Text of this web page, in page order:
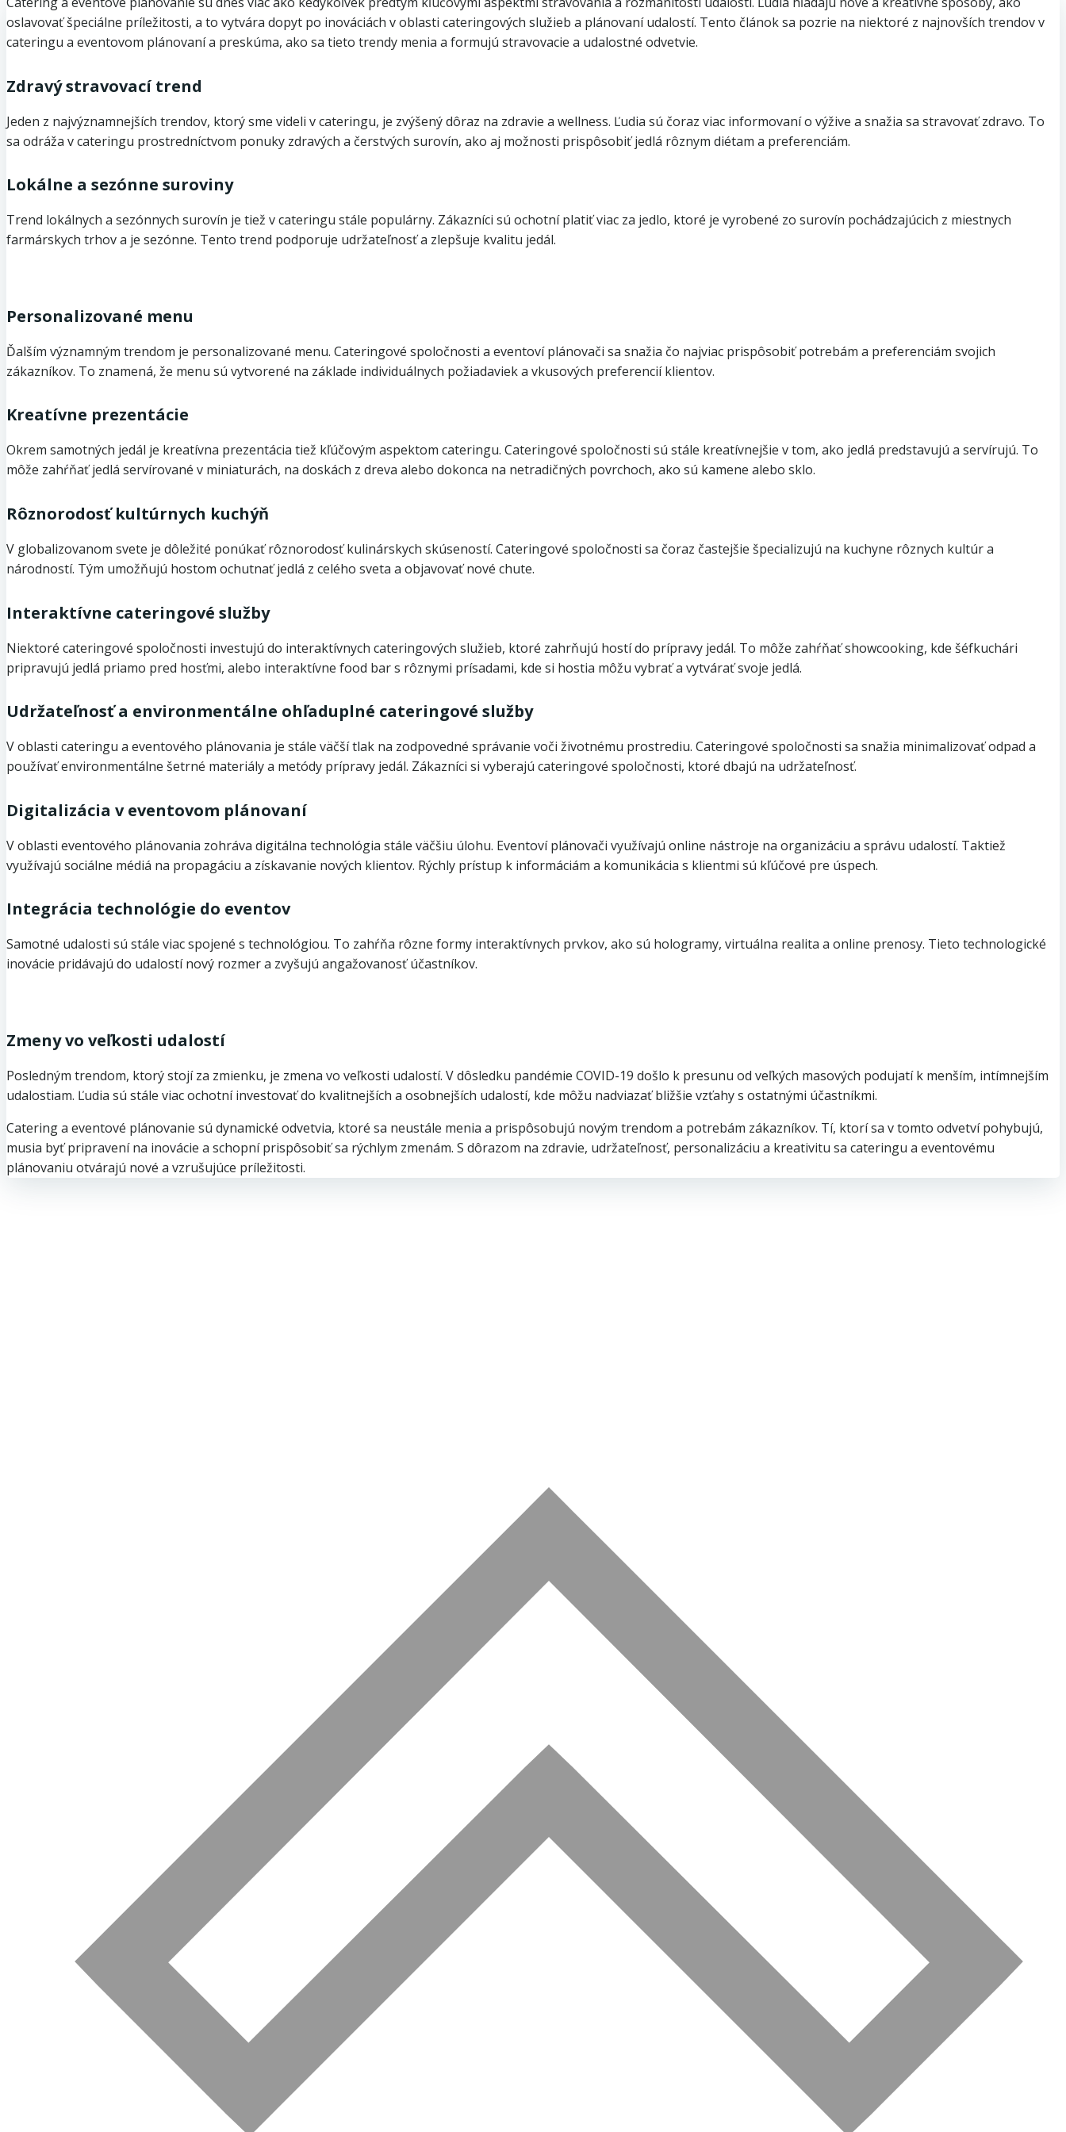
oslavovať špeciálne príležitosti, a to vytvára dopyt po inováciách v oblasti cateringových služieb a plánovaní udalostí. Tento článok sa pozrie na niektoré z najnovších trendov v
cateringu a eventovom plánovaní a preskúma, ako sa tieto trendy menia a formujú stravovacie a udalostné odvetvie.
Zdravý stravovací trend
Jeden z najvýznamnejších trendov, ktorý sme videli v cateringu, je zvýšený dôraz na zdravie a wellness. Ľudia sú čoraz viac informovaní o výžive a snažia sa stravovať zdravo. To
sa odráža v cateringu prostredníctvom ponuky zdravých a čerstvých surovín, ako aj možnosti prispôsobiť jedlá rôznym diétam a preferenciám.
Lokálne a sezónne suroviny
Trend lokálnych a sezónnych surovín je tiež v cateringu stále populárny. Zákazníci sú ochotní platiť viac za jedlo, ktoré je vyrobené zo surovín pochádzajúcich z miestnych
farmárskych trhov a je sezónne. Tento trend podporuje udržateľnosť a zlepšuje kvalitu jedál.
Personalizované menu
Ďalším významným trendom je personalizované menu. Cateringové spoločnosti a eventoví plánovači sa snažia čo najviac prispôsobiť potrebám a preferenciám svojich
zákazníkov. To znamená, že menu sú vytvorené na základe individuálnych požiadaviek a vkusových preferencií klientov.
Kreatívne prezentácie
Okrem samotných jedál je kreatívna prezentácia tiež kľúčovým aspektom cateringu. Cateringové spoločnosti sú stále kreatívnejšie v tom, ako jedlá predstavujú a servírujú. To
môže zahŕňať jedlá servírované v miniaturách, na doskách z dreva alebo dokonca na netradičných povrchoch, ako sú kamene alebo sklo.
Rôznorodosť kultúrnych kuchýň
V globalizovanom svete je dôležité ponúkať rôznorodosť kulinárskych skúseností. Cateringové spoločnosti sa čoraz častejšie špecializujú na kuchyne rôznych kultúr a
národností. Tým umožňujú hostom ochutnať jedlá z celého sveta a objavovať nové chute.
Interaktívne cateringové služby
Niektoré cateringové spoločnosti investujú do interaktívnych cateringových služieb, ktoré zahrňujú hostí do prípravy jedál. To môže zahŕňať showcooking, kde šéfkuchári
pripravujú jedlá priamo pred hosťmi, alebo interaktívne food bar s rôznymi prísadami, kde si hostia môžu vybrať a vytvárať svoje jedlá.
Udržateľnosť a environmentálne ohľaduplné cateringové služby
V oblasti cateringu a eventového plánovania je stále väčší tlak na zodpovedné správanie voči životnému prostrediu. Cateringové spoločnosti sa snažia minimalizovať odpad a
používať environmentálne šetrné materiály a metódy prípravy jedál. Zákazníci si vyberajú cateringové spoločnosti, ktoré dbajú na udržateľnosť.
Digitalizácia v eventovom plánovaní
V oblasti eventového plánovania zohráva digitálna technológia stále väčšiu úlohu. Eventoví plánovači využívajú online nástroje na organizáciu a správu udalostí. Taktiež
využívajú sociálne médiá na propagáciu a získavanie nových klientov. Rýchly prístup k informáciám a komunikácia s klientmi sú kľúčové pre úspech.
Integrácia technológie do eventov
Samotné udalosti sú stále viac spojené s technológiou. To zahŕňa rôzne formy interaktívnych prvkov, ako sú hologramy, virtuálna realita a online prenosy. Tieto technologické
inovácie pridávajú do udalostí nový rozmer a zvyšujú angažovanosť účastníkov.
Zmeny vo veľkosti udalostí
Posledným trendom, ktorý stojí za zmienku, je zmena vo veľkosti udalostí. V dôsledku pandémie COVID-19 došlo k presunu od veľkých masových podujatí k menším, intímnejším
udalostiam. Ľudia sú stále viac ochotní investovať do kvalitnejších a osobnejších udalostí, kde môžu nadviazať bližšie vzťahy s ostatnými účastníkmi.
Catering a eventové plánovanie sú dynamické odvetvia, ktoré sa neustále menia a prispôsobujú novým trendom a potrebám zákazníkov. Tí, ktorí sa v tomto odvetví pohybujú,
musia byť pripravení na inovácie a schopní prispôsobiť sa rýchlym zmenám. S dôrazom na zdravie, udržateľnosť, personalizáciu a kreativitu sa cateringu a eventovému
plánovaniu otvárajú nové a vzrušujúce príležitosti.